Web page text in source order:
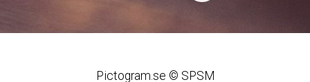
Pictogram.se © SPSM